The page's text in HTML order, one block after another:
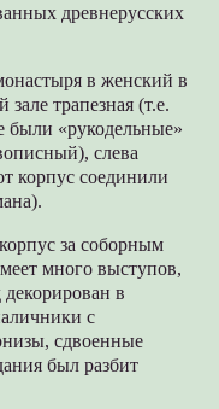
древнерусских
в женский в
трапезная (т.е.
были «рукодельные»
слева
корпус соединили
за соборным
много выступов,
в
с
сдвоенные
был разбит